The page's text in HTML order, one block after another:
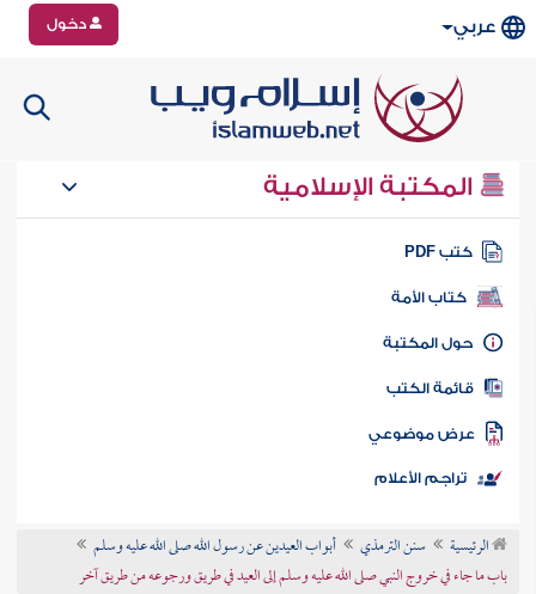
عربي دخول
المكتبة الإسلامية
كتب PDF
كتاب الأمة
المكتبة
الكتب
موضوعي
تراجم الأعلام
الرئيسية سنن الترمذي
أبواب العيدين عن رسول الله صلى الله عليه وسلم
باب ما جاء في خروج النبي صلى الله عليه وسلم إلى العيد في طريق ورجوعه من طريق آخر